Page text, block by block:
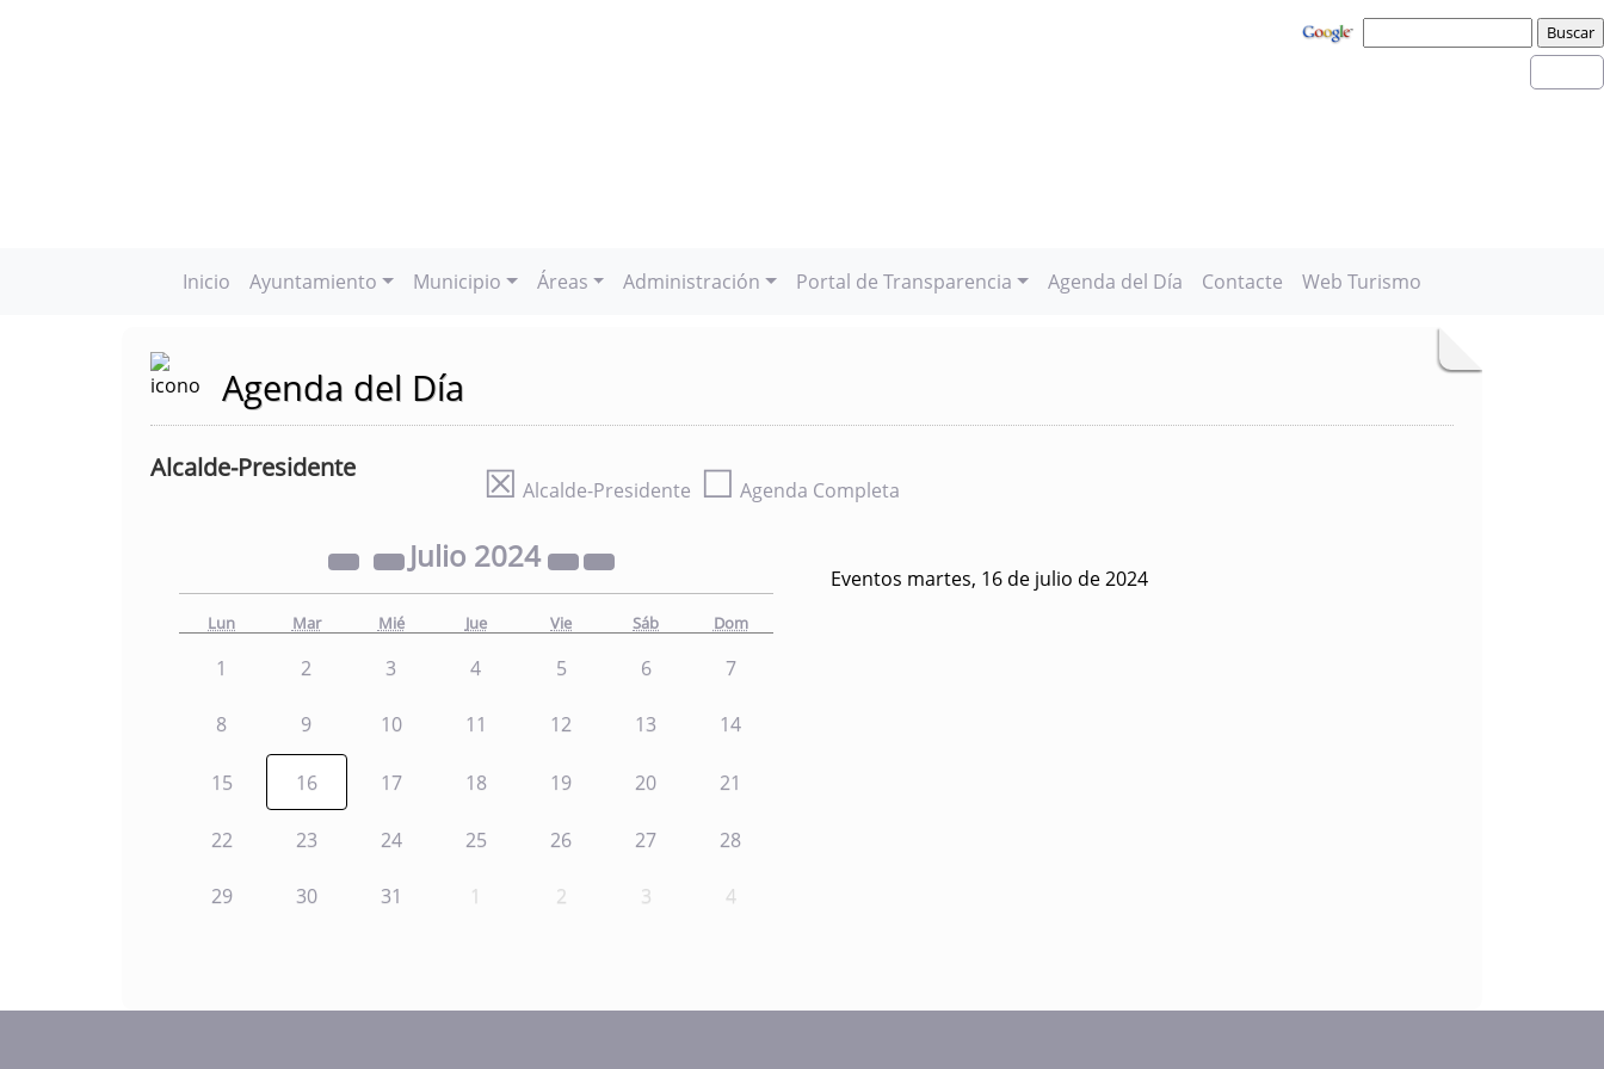
Inicio Ayuntamiento Municipio Áreas Administración Portal de Transparencia Agenda del Día Contacte Web Turismo
Agenda del Día
Alcalde-Presidente ☒ Alcalde-Presidente ☐ Agenda Completa
Julio 2024
Lun Mar Mié Jue Vie Sáb Dom
1 2 3 4 5 6 7
8 9 10 11 12 13 14
15 16 17 18 19 20 21
22 23 24 25 26 27 28
29 30 31 1 2 3 4
Eventos martes, 16 de julio de 2024